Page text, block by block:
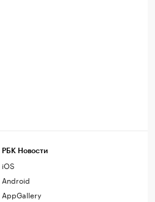
РБК Новости
iOS
Android
AppGallery